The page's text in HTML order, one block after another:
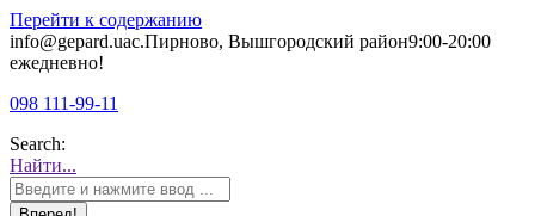
Перейти к содержанию
info@gepard.uaс.Пирново, Вышгородский район9:00-20:00
ежедневно!
098 111-99-11
Search:
Найти...